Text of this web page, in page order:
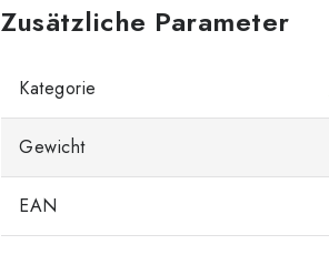
Zusätzliche Parameter
Kategorie
Gewicht
EAN